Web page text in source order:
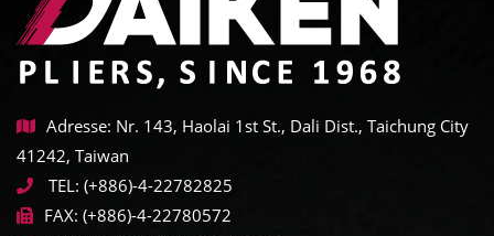
Adresse: Nr. 143, Haolai 1st St., Dali Dist., Taichung City
41242, Taiwan
TEL: (+886)-4-22782825
FAX: (+886)-4-22780572